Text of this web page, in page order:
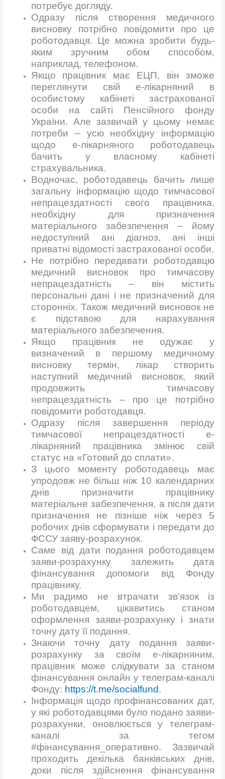
потребує догляду.
Одразу після створення медичного
висновку потрібно повідомити про це
роботодавця. Це можна зробити будь-
яким зручним обом способом,
наприклад, телефоном.
Якщо працівник має ЕЦП, він зможе
переглянути свій е-лікарняний в
особистому кабінеті застрахованої
особи на сайті Пенсійного фонду
України. Але зазвичай у цьому немає
потреби – усю необхідну інформацію
щодо е-лікарняного роботодавець
бачить у власному кабінеті
страхувальника.
Водночас, роботодавець бачить лише
загальну інформацію щодо тимчасової
непрацездатності свого працівника,
необхідну для призначення
матеріального забезпечення – йому
недоступний ані діагноз, ані інші
приватні відомості застрахованої особи.
Не потрібно передавати роботодавцю
медичний висновок про тимчасову
непрацездатність – він містить
персональні дані і не призначений для
сторонніх. Також медичний висновок не
є підставою для нарахування
матеріального забезпечення.
Якщо працівник не одужає у
визначений в першому медичному
висновку термін, лікар створить
наступний медичний висновок, який
продовжить тимчасову
непрацездатність – про це потрібно
повідомити роботодавця.
Одразу після завершення періоду
тимчасової непрацездатності е-
лікарняний працівника змінює свій
статус на «Готовий до сплати».
З цього моменту роботодавець має
упродовж не більш ніж 10 календарних
днів призначити працівнику
матеріальне забезпечення, а після дати
призначення не пізніше ніж через 5
робочих днів сформувати і передати до
ФССУ заяву-розрахунок.
Саме від дати подання роботодавцем
заяви-розрахунку залежить дата
фінансування допомоги від Фонду
працівнику.
Ми радимо не втрачати зв’язок із
роботодавцем, цікавитись станом
оформлення заяви-розрахунку і знати
точну дату її подання.
Знаючи точну дату подання заяви-
розрахунку за своїм е-лікарняним,
працівник може слідкувати за станом
фінансування онлайн у телеграм-каналі
Фонду: https://t.me/socialfund.
Інформація щодо профінансованих дат,
у які роботодавцями було подано заяви-
розрахунки, оновлюється у телеграм-
каналі за тегом
#фінансування_оперативно. Зазвичай
проходить декілька банківських днів,
доки після здійснення фінансування